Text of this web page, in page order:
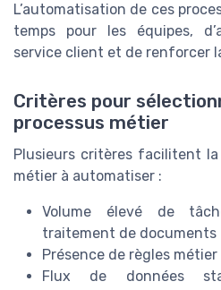
L’automatisation de ces
temps pour les équipes,
service client et de renforcer
Critères pour
processus métier
Plusieurs critères facilitent
métier à automatiser :
Volume élevé de
traitement de documents
Présence de règles
Flux de données